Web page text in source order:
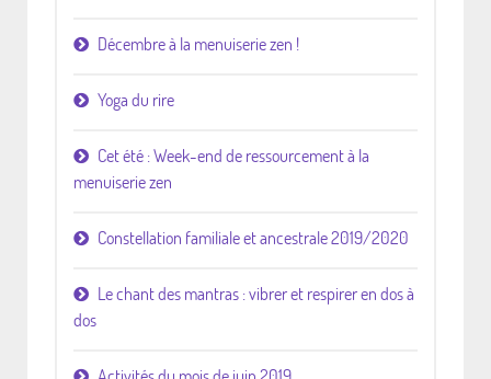
Décembre à la menuiserie zen !
Yoga du rire
Cet été : Week-end de ressourcement à la
menuiserie zen
Constellation familiale et ancestrale 2019/2020
Le chant des mantras : vibrer et respirer en dos à
dos